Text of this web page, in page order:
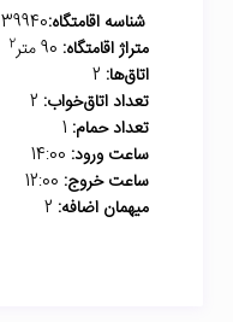
شناسه اقامتگاه:39940
متراژ اقامتگاه:
2
اتاق‌ها:
تعداد اتاق‌خواب:
تعداد حمام:
ساعت ورود:
ساعت خروج:
میهمان اضافه: